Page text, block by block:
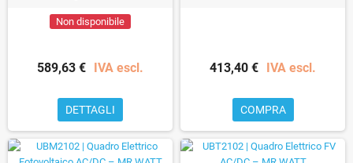
Non disponibile
589,63 € IVA escl.
DETTAGLI
413,40 € IVA escl.
COMPRA